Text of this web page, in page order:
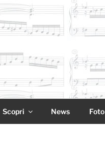
Scopri News Foto